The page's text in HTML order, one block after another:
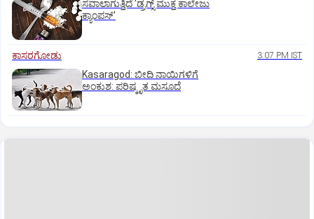
ಸವಾಲಾಗುತ್ತಿದೆ 'ಡ್ರಗ್ಸ್‌ ಮುಕ್ತ ಕಾಲೇಜು
ಕ್ಯಾಂಪಸ್‌'
ಕಾಸರಗೋಡು 3:07 PM IST
Kasaragod: ಬೀದಿ ನಾಯಿಗಳಿಗೆ
ಅಂಕುಶ: ಪರಿಷ್ಕೃತ ಮಸೂದೆ